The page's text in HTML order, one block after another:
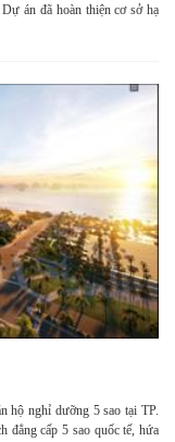
án đã hoàn thiện cơ sở hạ
hộ nghỉ dưỡng 5 sao tại TP.
đẳng cấp 5 sao quốc tế, hứa